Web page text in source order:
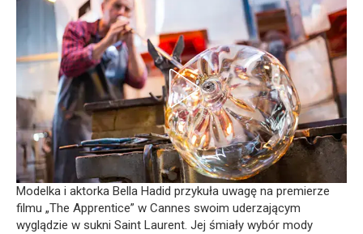
Modelka i aktorka Bella Hadid przykuła uwagę na premierze
filmu „The Apprentice” w Cannes swoim uderzającym
wyglądzie w sukni Saint Laurent. Jej śmiały wybór mody